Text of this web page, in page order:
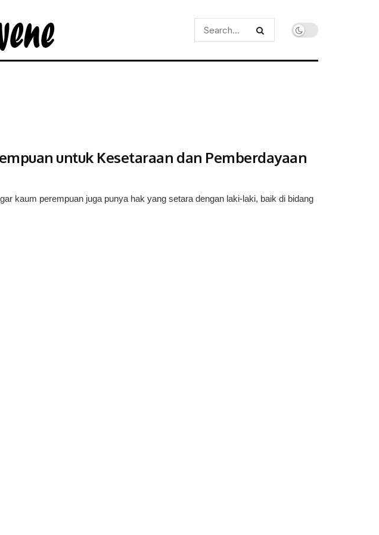
untuk Kesetaraan dan Pemberdayaan
kaum perempuan juga punya hak yang setara dengan laki-laki, baik di bidang